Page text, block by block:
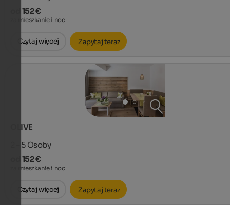
od 152 €
za mieszkanie i noc
Czytaj więcej Zapytaj teraz
OLIVE
2 - 5 Osoby
od 152 €
za mieszkanie i noc
Czytaj więcej Zapytaj teraz